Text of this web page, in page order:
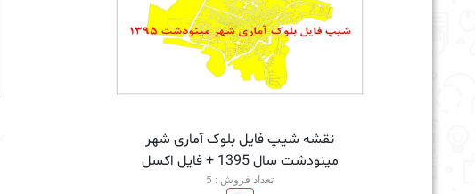
نقشه شیپ فایل بلوک آماری شهر
مینودشت سال 1395 + فايل اكسل
تعداد فروش : 5